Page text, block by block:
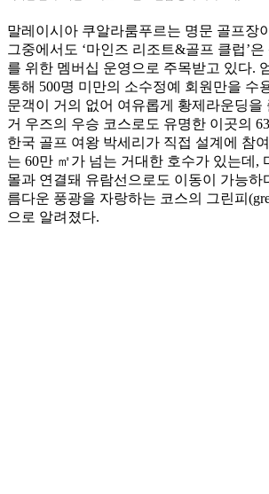
말레이시아 쿠알라룸푸르는 명문 골프장
그중에서도 ‘마인즈 리조트&골프 클럽’은
를 위한 멤버십 운영으로 주목받고 있다.
통해 500명 미만의 소수정예 회원만을 수
문객이 거의 없어 여유롭게 황제라운딩을
거 우즈의 우승 코스로도 유명한 이곳의
한국 골프 여왕 박세리가 직접 설계에 참
는 60만 ㎡가 넘는 거대한 호수가 있는데,
몰과 연결돼 유람선으로도 이동이 가능하
름다운 풍광을 자랑하는 코스의 그린피
으로 알려졌다.